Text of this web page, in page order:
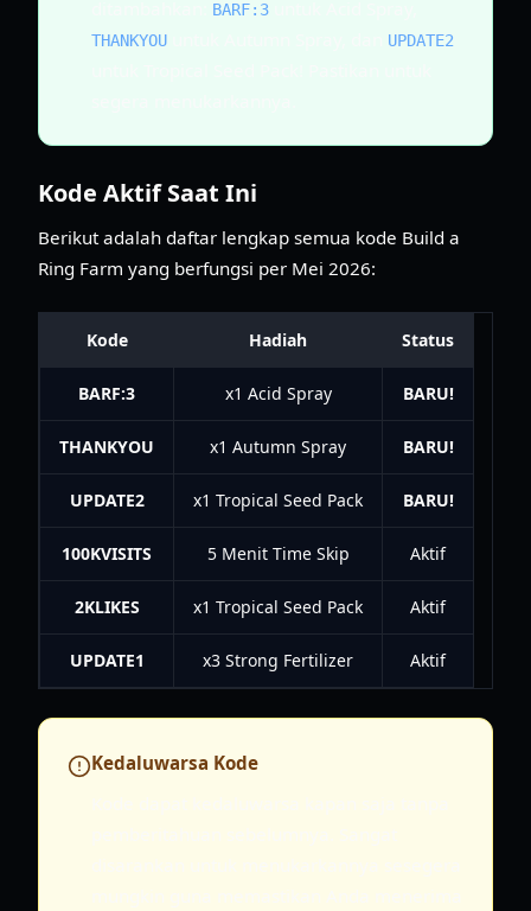
BARF:3
THANKYOU UPDATE2
Kode Aktif Saat Ini
Berikut adalah daftar lengkap semua kode Build a
Ring Farm yang berfungsi per Mei 2026:
Kode Hadiah Status
BARF:3 x1 Acid Spray BARU!
THANKYOU x1 Autumn Spray BARU!
UPDATE2 x1 Tropical Seed Pack BARU!
100KVISITS 5 Menit Time Skip Aktif
2KLIKES x1 Tropical Seed Pack Aktif
UPDATE1 x3 Strong Fertilizer Aktif
Kedaluwarsa Kode